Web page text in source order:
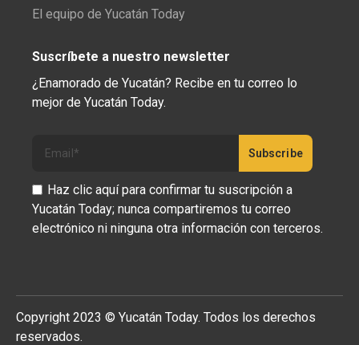
El equipo de Yucatán Today
Suscríbete a nuestro newsletter
¿Enamorado de Yucatán? Recibe en tu correo lo
mejor de Yucatán Today.
Haz clic aquí para confirmar tu suscripción a
Yucatán Today; nunca compartiremos tu correo
electrónico ni ninguna otra información con terceros.
Copyright 2023 © Yucatán Today. Todos los derechos
reservados.